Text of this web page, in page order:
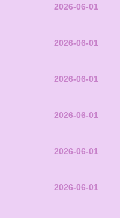
2026-06-01
2026-06-01
2026-06-01
2026-06-01
2026-06-01
2026-06-01